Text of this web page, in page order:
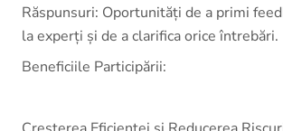
Răspunsuri: Oportunități de a primi
la experți și de a clarifica orice întrebări.
Beneficiile Participării: